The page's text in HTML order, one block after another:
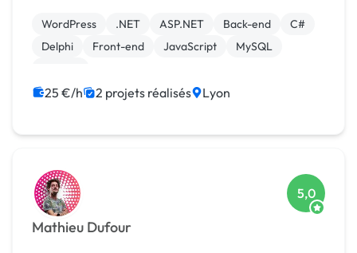
WordPress .NET ASP.NET Back-end
C#
Delphi
Front-end JavaScript
MySQL
25 €/h 2 projets réalisés Lyon
Mathieu Dufour
5,0